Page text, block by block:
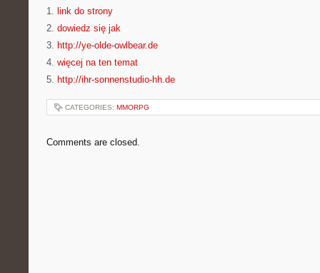
1. link do strony
2. dowiedz się jak
3. http://ye-olde-owlbear.de
4. więcej na ten temat
5. http://ihr-sonnenstudio-hh.de
CATEGORIES: MMORPG
Comments are closed.